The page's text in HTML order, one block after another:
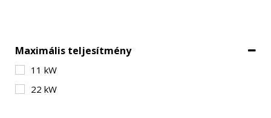
Maximális teljesítmény
11 kW
22 kW